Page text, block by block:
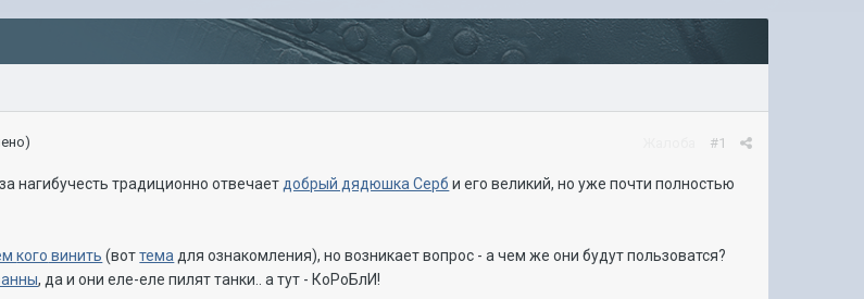
#1
нагибучесть традиционно отвечает добрый дядюшка Серб и его великий, но уже почти полностью
кого винить (воттема для ознакомления), но возникает вопрос - а чем же они будут пользоватся?
, да и они еле-еле пилят танки.. а тут - КоРоБлИ!